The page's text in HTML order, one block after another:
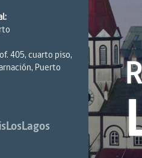
405, cuarto piso,
Puerto